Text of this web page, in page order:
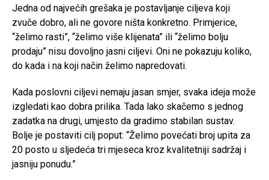
Jedna od najvećih grešaka je postavljanje ciljeva koji
zvuče dobro, ali ne govore ništa konkretno. Primjerice,
“želimo rasti”, “želimo više klijenata” ili “želimo bolju
prodaju” nisu dovoljno jasni ciljevi. Oni ne pokazuju koliko,
do kada i na koji način želimo napredovati.
Kada poslovni ciljevi nemaju jasan smjer, svaka ideja može
izgledati kao dobra prilika. Tada lako skačemo s jednog
zadatka na drugi, umjesto da gradimo stabilan sustav.
Bolje je postaviti cilj poput: “Želimo povećati broj upita za
20 posto u sljedeća tri mjeseca kroz kvalitetniji sadržaj i
jasniju ponudu.”